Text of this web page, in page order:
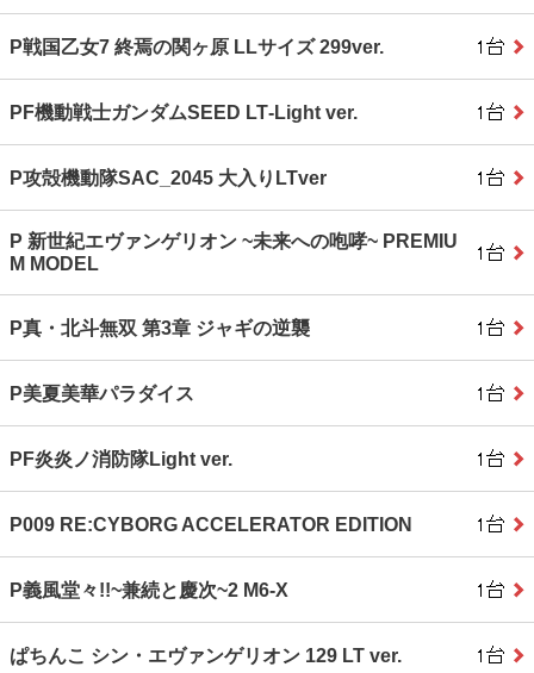
P戦国乙女7 終焉の関ヶ原 LLサイズ 299ver.
PF機動戦士ガンダムSEED LT‐Light ver.
P攻殻機動隊SAC_2045 大入りLTver
P 新世紀エヴァンゲリオン ~未来への咆哮~ PREMIU
M MODEL
P真・北斗無双 第3章 ジャギの逆襲
P美夏美華パラダイス
PF炎炎ノ消防隊Light ver.
P009 RE:CYBORG ACCELERATOR EDITION
P義風堂々!!~兼続と慶次~2 M6‐X
ぱちんこ シン・エヴァンゲリオン 129 LT ver.